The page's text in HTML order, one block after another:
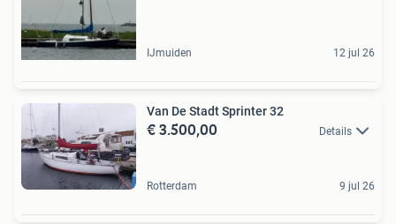
IJmuiden 12 jul 26
Van De Stadt Sprinter 32
€ 3.500,00 Details
Rotterdam 9 jul 26